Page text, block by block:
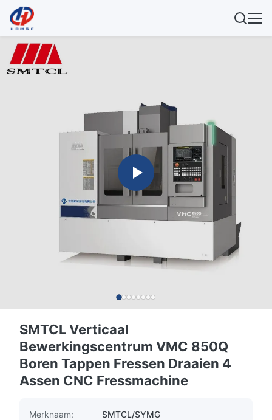
SMTCL Verticaal
Bewerkingscentrum VMC 850Q
Boren Tappen Fressen Draaien 4
Assen CNC Fressmachine
Merknaam:
SMTCL/SYMG